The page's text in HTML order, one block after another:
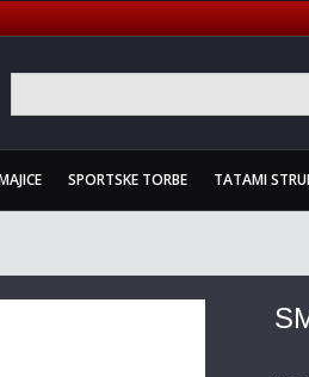
Search
SPORTSKE TORBE TATAMI